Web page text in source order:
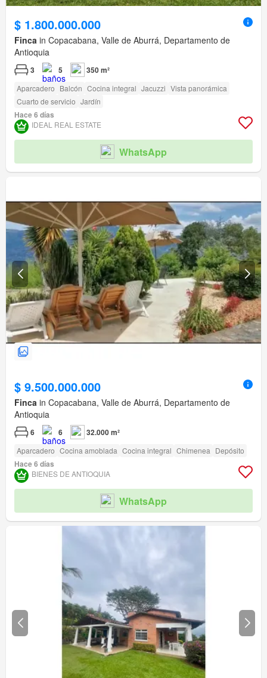
$ 1.800.000.000
Finca in Copacabana, Valle de Aburrá, Departamento de
Antioquia
3 5 350 m²
Aparcadero Balcón Cocina integral Jacuzzi Vista panorámica
Cuarto de servicio Jardín
Hace 6 días
IDEAL REAL ESTATE
WhatsApp
$ 9.500.000.000
Finca in Copacabana, Valle de Aburrá, Departamento de
Antioquia
6 6 32.000 m²
Aparcadero Cocina amoblada Cocina integral Chimenea Depósito
Hace 6 días
BIENES DE ANTIOQUIA
WhatsApp